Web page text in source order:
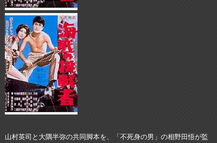
山村英司と大隅半弥の共同脚本を、「不死身の男」の相野田悟が監